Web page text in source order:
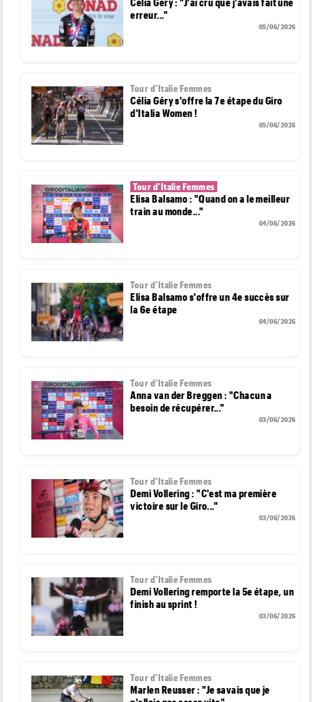
erreur..."
05/06/2026
Tour d'Italie Femmes
Célia Géry s'offre la 7e étape du Giro
d'Italia Women !
05/06/2026
Tour d'Italie Femmes
Elisa Balsamo : "Quand on a le meilleur
train au monde..."
04/06/2026
Tour d'Italie Femmes
Elisa Balsamo s'offre un 4e succès sur
la 6e étape
04/06/2026
Tour d'Italie Femmes
Anna van der Breggen : "Chacun a
besoin de récupérer..."
03/06/2026
Tour d'Italie Femmes
Demi Vollering : "C'est ma première
victoire sur le Giro..."
03/06/2026
Tour d'Italie Femmes
Demi Vollering remporte la 5e étape, un
finish au sprint !
03/06/2026
Tour d'Italie Femmes
Marlen Reusser : "Je savais que je